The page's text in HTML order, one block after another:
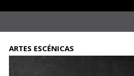
ARTES ESCÉNICAS